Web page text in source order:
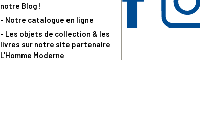
notre Blog !
- Notre catalogue en ligne
- Les objets de collection & les
livres sur notre site partenaire
L’Homme Moderne